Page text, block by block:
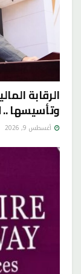
الرقابة
وتأسيسها ..
أغسطس 9, 2026